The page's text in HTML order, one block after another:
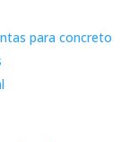
para concreto